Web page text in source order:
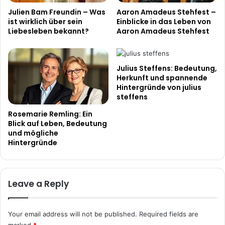
Julien Bam Freundin – Was
ist wirklich über sein
Liebesleben bekannt?
Aaron Amadeus Stehfest –
Einblicke in das Leben von
Aaron Amadeus Stehfest
Rosemarie Remling: Ein
Blick auf Leben, Bedeutung
und mögliche
Hintergründe
Julius Steffens: Bedeutung,
Herkunft und spannende
Hintergründe von julius
steffens
Leave a Reply
Your email address will not be published. Required fields are